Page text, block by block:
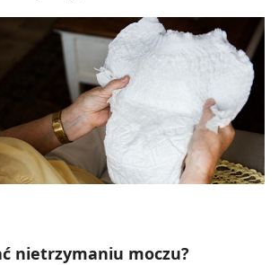
nietrzymaniu moczu?